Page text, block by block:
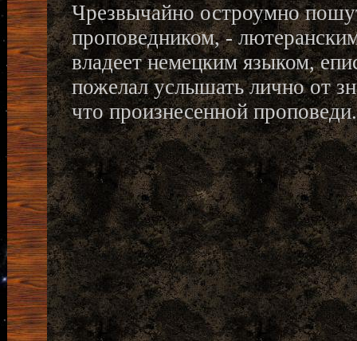
Чрезвычайно остроумно
проповедником, -
владеет немецким языком,
пожелал услышать лично от
что произнесенной проповеди.